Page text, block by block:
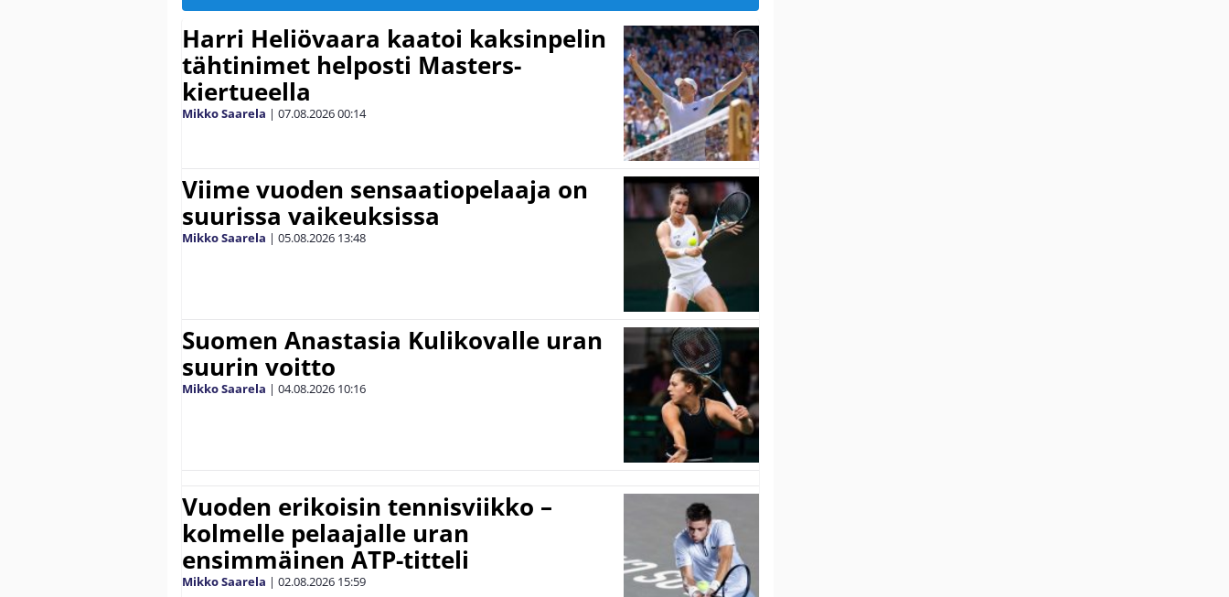
Harri Heliövaara kaatoi kaksinpelin
tähtinimet helposti Masters-
kiertueella
Mikko Saarela | 07.08.202600:14
Viime vuoden sensaatiopelaaja on
suurissa vaikeuksissa
Mikko Saarela | 05.08.2026 13:48
Suomen Anastasia Kulikovalle uran
suurin voitto
Mikko Saarela | 04.08.2026 10:16
Vuoden erikoisin tennisviikko –
kolmelle pelaajalle uran
ensimmäinen ATP-titteli
Mikko Saarela | 02.08.2026 15:59